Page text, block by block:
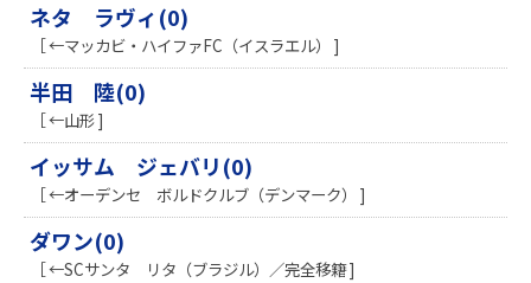
ネタ ラヴィ(0)
［ ←マッカビ・ハイファFC（イスラエル） ]
半田 陸(0)
［ ←山形 ]
イッサム ジェバリ(0)
［ ←オーデンセ ボルドクルブ（デンマーク） ]
ダワン(0)
［ ←SCサンタ リタ（ブラジル）／完全移籍 ]